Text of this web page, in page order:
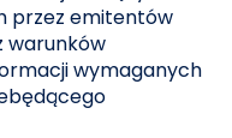
przez emitentów
warunków
wymaganych